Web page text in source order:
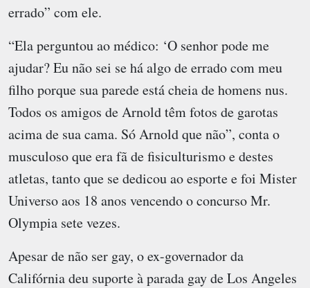
errado” com ele.
“Ela perguntou ao médico: ‘O senhor pode me
ajudar? Eu não sei se há algo de errado com meu
filho porque sua parede está cheia de homens nus.
Todos os amigos de Arnold têm fotos de garotas
acima de sua cama. Só Arnold que não”, conta o
musculoso que era fã de fisiculturismo e destes
atletas, tanto que se dedicou ao esporte e foi Mister
Universo aos 18 anos vencendo o concurso Mr.
Olympia sete vezes.
Apesar de não ser gay, o ex-governador da
Califórnia deu suporte à parada gay de Los Angeles